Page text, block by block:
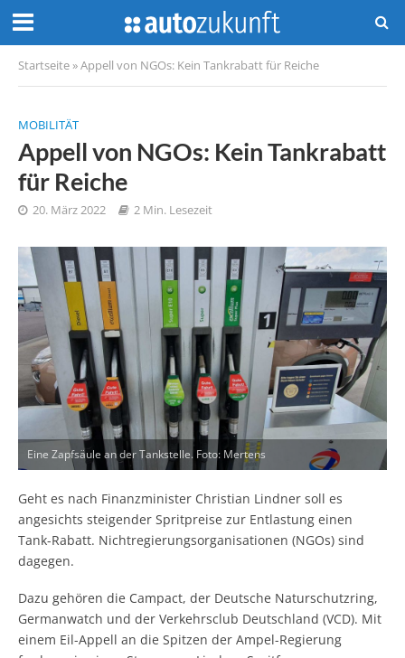
Startseite »Appell von NGOs: Kein Tankrabatt für Reiche
MOBILITÄT
Appell von NGOs: Kein Tankrabatt
für Reiche
20. März 2022 2 Min. Lesezeit
Eine Zapfsäule an der Tankstelle. Foto: Mertens
Geht es nach Finanzminister Christian Lindner soll es
angesichts steigender Spritpreise zur Entlastung einen
Tank-Rabatt. Nichtregierungsorganisationen (NGOs) sind
dagegen.
Dazu gehören die Campact, der Deutsche Naturschutzring,
Germanwatch und der Verkehrsclub Deutschland (VCD). Mit
einem Eil-Appell an die Spitzen der Ampel-Regierung